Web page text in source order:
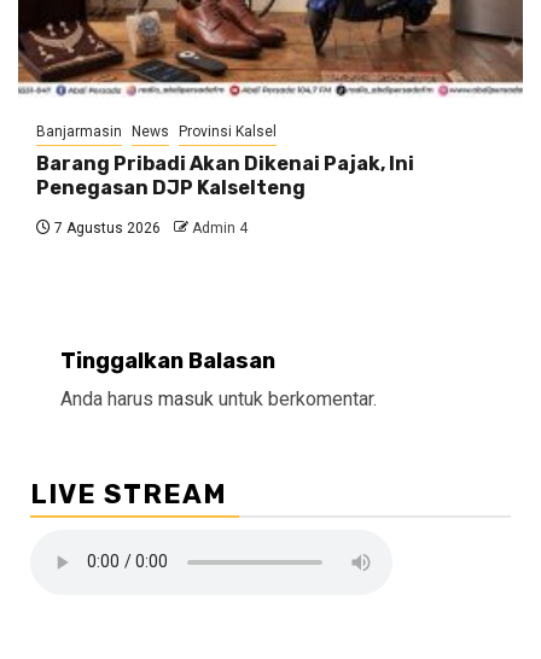
Banjarmasin News Provinsi Kalsel
Barang Pribadi Akan Dikenai Pajak, Ini
Penegasan DJP Kalselteng
7 Agustus 2026 Admin 4
Tinggalkan Balasan
Anda harus masuk untuk berkomentar.
LIVE STREAM